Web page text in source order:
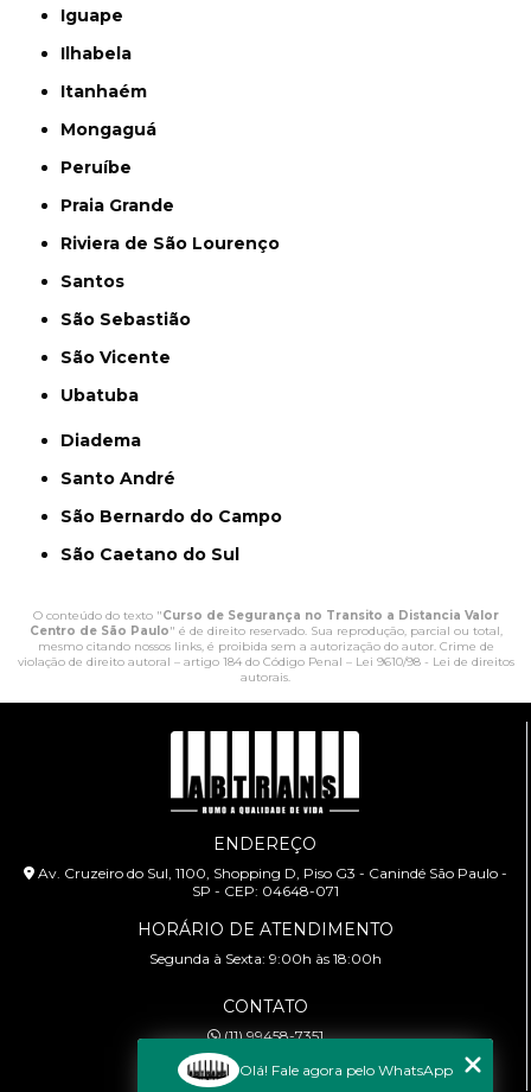
Iguape
Ilhabela
Itanhaém
Mongaguá
Peruíbe
Praia Grande
Riviera de São Lourenço
Santos
São Sebastião
São Vicente
Ubatuba
Diadema
Santo André
São Bernardo do Campo
São Caetano do Sul
O conteúdo do texto "Curso de Segurança no Transito a Distancia Valor
Centro de São Paulo" é de direito reservado. Sua reprodução, parcial ou total,
mesmo citando nossos links, é proibida sem a autorização do autor. Crime de
violação de direito autoral – artigo 184 do Código Penal – Lei 9610/98 - Lei de direitos
autorais.
ENDEREÇO
Av. Cruzeiro do Sul, 1100, Shopping D, Piso G3 - Canindé São Paulo -
SP - CEP: 04648-071
HORÁRIO DE ATENDIMENTO
Segunda à Sexta: 9:00h às 18:00h
CONTATO
(11) 99458-7351
cursoabtrans@gmail.com
Olá! Fale agora pelo WhatsApp